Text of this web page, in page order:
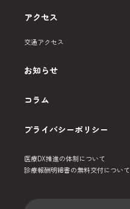
アクセス
交通アクセス
お知らせ
コラム
プライバシーポリシー
医療DX推進の体制について
診療報酬明細書の無料交付について